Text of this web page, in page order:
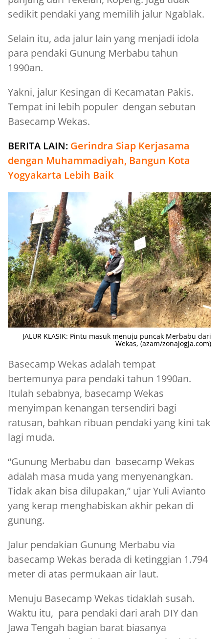
sedikit pendaki yang memilih jalur Ngablak.
Selain itu, ada jalur lain yang menjadi idola
para pendaki Gunung Merbabu tahun
1990an.
Yakni, jalur Kesingan di Kecamatan Pakis.
Tempat ini lebih populer dengan sebutan
Basecamp Wekas.
BERITA LAIN: Gerindra Siap Kerjasama
dengan Muhammadiyah, Bangun Kota
Yogyakarta Lebih Baik
JALUR KLASIK: Pintu masuk menuju puncak Merbabu dari
Wekas, (azam/zonajogja.com)
Basecamp Wekas adalah tempat
bertemunya para pendaki tahun 1990an.
Itulah sebabnya, basecamp Wekas
menyimpan kenangan tersendiri bagi
ratusan, bahkan ribuan pendaki yang kini tak
lagi muda.
“Gunung Merbabu dan basecamp Wekas
adalah masa muda yang menyenangkan.
Tidak akan bisa dilupakan,” ujar Yuli Avianto
yang kerap menghabiskan akhir pekan di
gunung.
Jalur pendakian Gunung Merbabu via
basecamp Wekas berada di ketinggian 1.794
meter di atas permukaan air laut.
Menuju Basecamp Wekas tidaklah susah.
Waktu itu, para pendaki dari arah DIY dan
Jawa Tengah bagian barat biasanya